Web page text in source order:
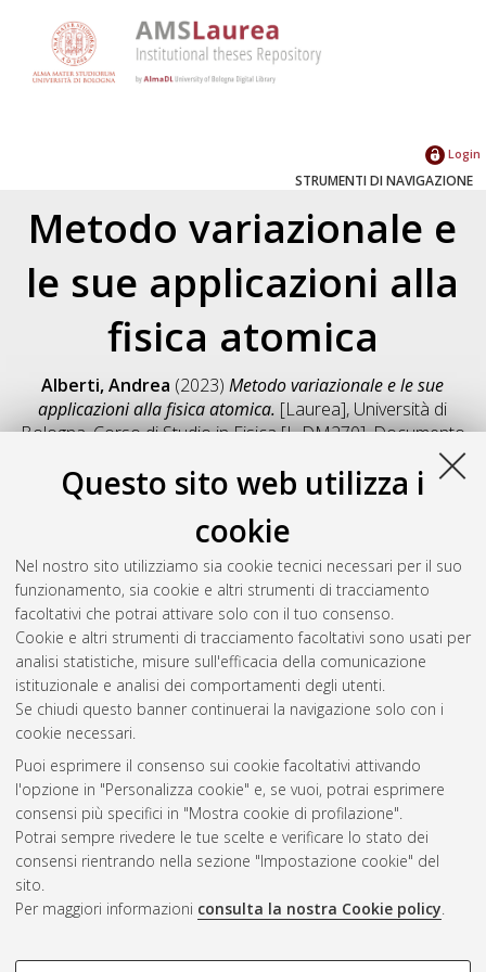
Questo sito web utilizza i
cookie
Nel nostro sito utilizziamo sia cookie tecnici necessari per il suo
funzionamento, sia cookie e altri strumenti di tracciamento
facoltativi che potrai attivare solo con il tuo consenso.
Cookie e altri strumenti di tracciamento facoltativi sono usati per
analisi statistiche, misure sull'efficacia della comunicazione
istituzionale e analisi dei comportamenti degli utenti.
Se chiudi questo banner continuerai la navigazione solo con i
cookie necessari.
Puoi esprimere il consenso sui cookie facoltativi attivando
l'opzione in "Personalizza cookie" e, se vuoi, potrai esprimere
consensi più specifici in "Mostra cookie di profilazione".
Potrai sempre rivedere le tue scelte e verificare lo stato dei
consensi rientrando nella sezione "Impostazione cookie" del
sito.
Per maggiori informazioni consulta la nostra Cookie policy.
Login
STRUMENTI DI NAVIGAZIONE
Metodo variazionale e
le sue applicazioni alla
fisica atomica
Alberti, Andrea (2023)Metodo variazionale e le sue
applicazioni alla fisica atomica. [Laurea], Università di
Bologna, Corso di Studio inFisica [L-DM270], Documento
Salva citazione
Condividi
Il full-text non è disponibile per scelta dell'autore. (
Abstract
Altri metadati
Gestione del documento:
Atom
Rss 1.0
Rss 2.0
AMS Laurea
Impostazioni Cookie